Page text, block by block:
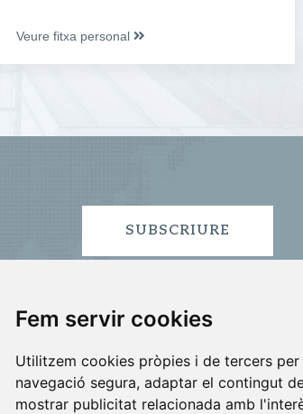
Fem servir cookies
Utilitzem cookies pròpies i de tercers per
navegació segura, adaptar el contingut
mostrar publicitat relacionada amb
Veure fitxa personal
SUBSCRIURE